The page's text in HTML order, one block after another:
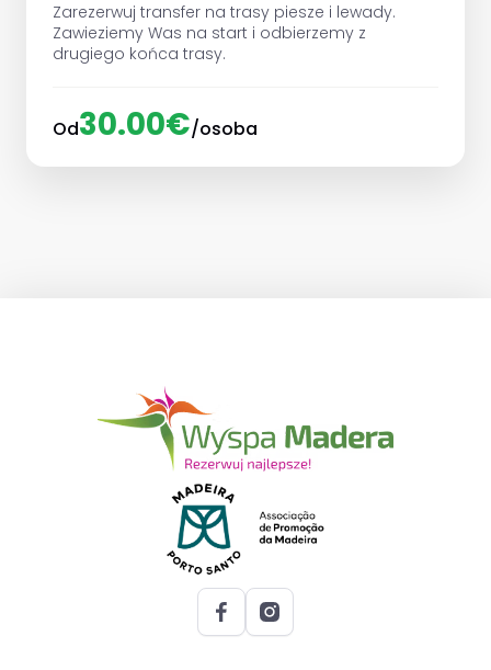
Zarezerwuj transfer na trasy piesze i lewady.
Zawieziemy Was na start i odbierzemy z
drugiego końca trasy.
Od30.00€/osoba